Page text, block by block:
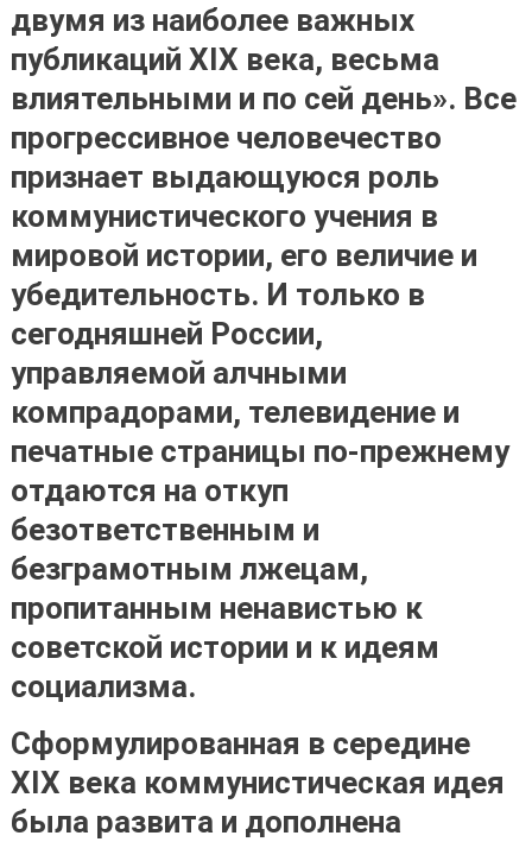
двумя из наиболее важных
публикаций XIX века, весьма
влиятельными и по сей день». Все
прогрессивное человечество
признает выдающуюся роль
коммунистического учения в
мировой истории, его величие и
убедительность. И только в
сегодняшней России,
управляемой алчными
компрадорами, телевидение и
печатные страницы по-прежнему
отдаются на откуп
безответственным и
безграмотным лжецам,
пропитанным ненавистью к
советской истории и к идеям
социализма.
Сформулированная в середине
XIX века коммунистическая идея
была развита и дополнена